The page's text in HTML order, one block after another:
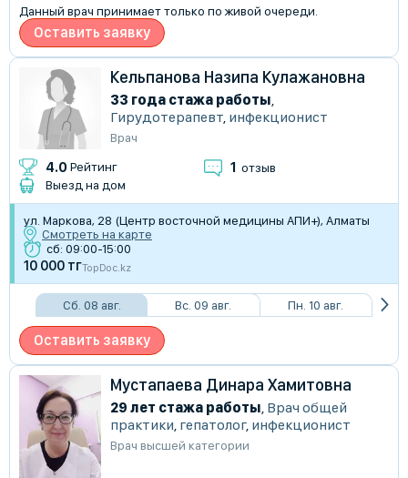
Данный врач принимает только по живой очереди.
Оставить заявку
Кельпанова Назипа Кулажановна
33 года стажа работы
Гирудотерапевт инфекционист
Врач
4.0 Рейтинг 1 отзыв
Выезд на дом
ул. Маркова, 28 (Центр восточной медицины АПИ+), Алматы
Смотреть на карте
сб: 09:00-15:00
10 000 тгTopDoc.kz
Сб. 08 авг. Вс. 09 авг. Пн. 10 авг.
Оставить заявку
Мустапаева Динара Хамитовна
29 лет стажа работы Врач общей
практики гепатолог, инфекционист
Врач высшей категории